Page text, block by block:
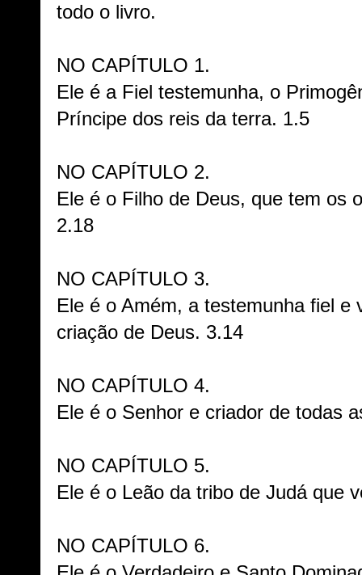
todo o livro.
NO CAPÍTULO 1.
Ele é a Fiel testemunha, o
Príncipe dos reis da terra. 1.5
NO CAPÍTULO 2.
Ele é o Filho de Deus, que tem os
NO CAPÍTULO 3.
Ele é o Amém, a testemunha fiel e
criação de Deus. 3.14
NO CAPÍTULO 4.
Ele é o Senhor e criador de todas
NO CAPÍTULO 5.
Ele é o Leão da tribo de Judá que
NO CAPÍTULO 6.